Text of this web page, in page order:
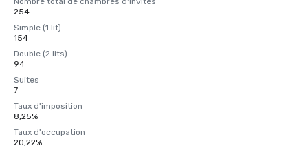
254
Simple (1 lit)
154
Double (2 lits)
94
Suites
7
Taux d'imposition
8,25%
Taux d'occupation
20,22%